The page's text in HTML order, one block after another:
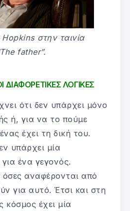
στην ταινία
father”.
ΔΙΑΦΟΡΕΤΙΚΕΣ ΛΟΓΙΚΕΣ
ότι δεν υπάρχει μόνο
ή, για να το πούμε
έχει τη δική του.
υπάρχει μία
ένα γεγονός.
αναφέρονται από
για αυτό. Έτσι και στη
κόσμος έχει μία